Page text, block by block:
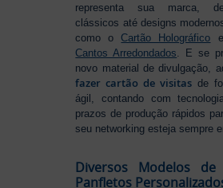
representa sua marca,
clássicos até designs
como oCartão Holográfico
Cantos Arredondados . E se
novo material de divulgação,
fazer cartão de visitas de
ágil, contando com
prazos de produção rápidos
seu networking esteja sempre
Diversos Modelos
Panfletos